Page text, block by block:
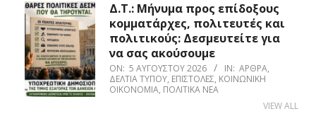
Δ.Τ.: Μήνυμα προς επίδοξους
κομματάρχες, πολιτευτές και
πολιτικούς: Δεσμευτείτε για
να σας ακούσουμε
ON: 5 ΑΥΓΟΎΣΤΟΥ 2026 IN: ΆΡΘΡΑ,
ΔΕΛΤΊΑ ΤΎΠΟΥ, ΕΠΙΣΤΟΛΈΣ, ΚΟΙΝΩΝΙΚΉ
ΟΙΚΟΝΟΜΊΑ, ΠΟΛΙΤΙΚΆ ΝΈΑ
VIEW ALL